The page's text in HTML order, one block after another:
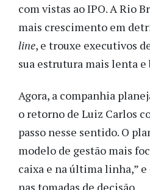
com vistas ao IPO. A Rio
mais crescimento em
line, e trouxe executivos
sua estrutura mais lenta e
Agora, a companhia
o retorno de Luiz Carlos
passo nesse sentido. O
modelo de gestão mais
caixa e na última linha,”